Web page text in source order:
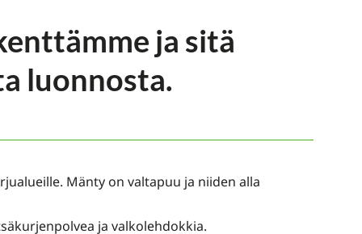
ja sitä
luonnosta.
Mänty on valtapuu ja niiden alla
ja valkolehdokkia.